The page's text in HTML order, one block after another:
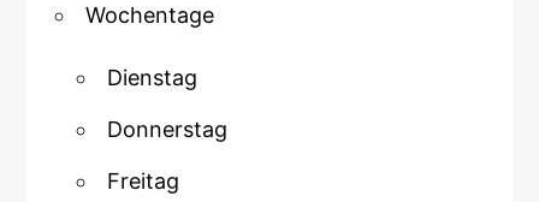
Wochentage
Dienstag
Donnerstag
Freitag